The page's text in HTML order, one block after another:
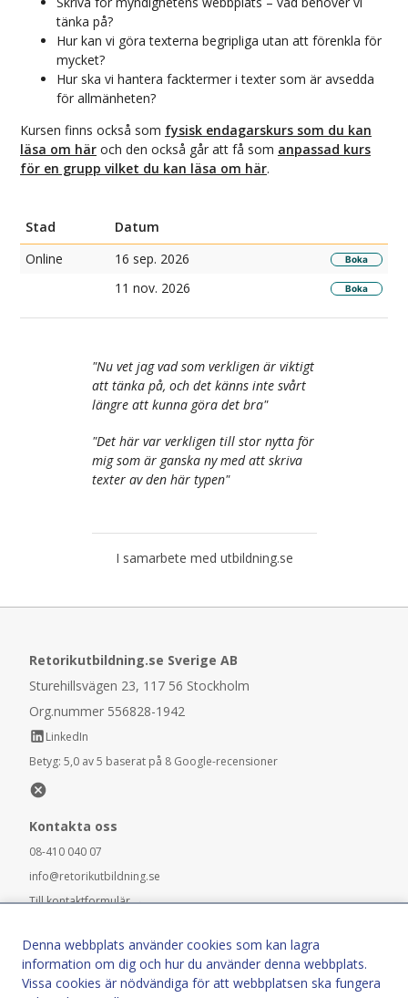
tänka på?
Hur kan vi göra texterna begripliga utan att förenkla för
mycket?
Hur ska vi hantera facktermer i texter som är avsedda
för allmänheten?
Kursen finns också som fysisk endagarskurs som du kan
läsa om här och den också går att få som anpassad kurs
för en grupp vilket du kan läsa om här.
Stad Datum
Online
16 sep. 2026 Boka
11 nov. 2026 Boka
"Nu vet jag vad som verkligen är viktigt
att tänka på, och det känns inte svårt
längre att kunna göra det bra"
"Det här var verkligen till stor nytta för
mig som är ganska ny med att skriva
texter av den här typen"
I samarbete med utbildning.se
Retorikutbildning.se Sverige AB
Sturehillsvägen 23, 117 56 Stockholm
Org.nummer 556828-1942
LinkedIn
Betyg: 5,0 av 5 baserat på 8 Google-recensioner
Kontakta oss
08-410 040 07
info@retorikutbildning.se
Till kontaktformulär →
Stockholm|Göteborg|Malmö |Karlstad|
Linköping |Luleå|Umeå|Västerås
Vi ger anpassade utbildningar i hela Sverige; är din stad inte
Denna webbplats använder cookies som kan lagra
information om dig och hur du använder denna webbplats.
Vissa cookies är nödvändiga för att webbplatsen ska fungera